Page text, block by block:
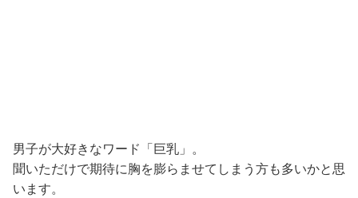
男子が大好きなワード「巨乳」。
聞いただけで期待に胸を膨らませてしまう方も多いかと思
います。